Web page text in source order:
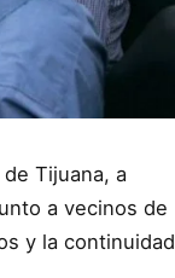
Tijuana, a
a vecinos de
y la continuidad